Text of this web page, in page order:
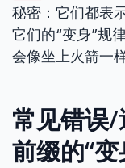
秘密：它们都表
它们的“变身”规
会像坐上火箭一
常见错误/
前缀的“